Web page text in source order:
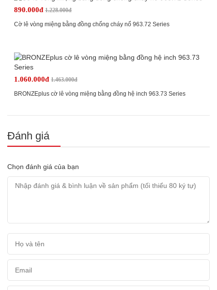
890.000đ 1.228.000đ
Cờ lê vòng miệng bằng đồng chống cháy nổ 963.72 Series
1.060.000đ 1.463.000đ
BRONZEplus cờ lê vòng miệng bằng đồng hệ inch 963.73 Series
Đánh giá
Chọn đánh giá của bạn